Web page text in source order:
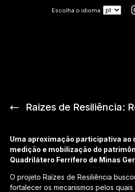
Escolha o idioma
Raizes de Resiliência:
Uma aproximação participativa ao
medição e mobilização do
Quadrilátero Ferrífero de Minas
O projeto Raízes de Resiliência
fortalecer os mecanismos pelos quais